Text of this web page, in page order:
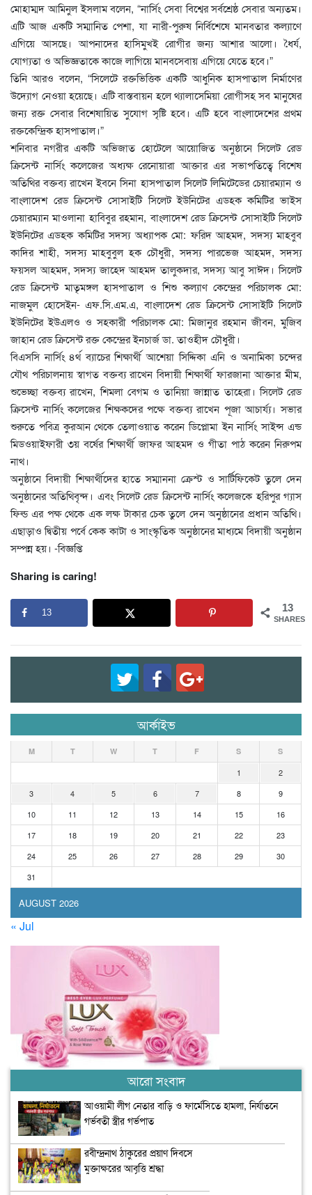
মোহাম্মদ আমিনুল ইসলাম বলেন, “নার্সিং সেবা বিশ্বের সর্বশ্রেষ্ঠ সেবার অন্যতম।
এটি আজ একটি সম্মানিত পেশা, যা নারী-পুরুষ নির্বিশেষে মানবতার কল্যাণে
এগিয়ে আসছে। আপনাদের হাসিমুখই রোগীর জন্য আশার আলো। ধৈর্য,
যোগ্যতা ও অভিজ্ঞতাকে কাজে লাগিয়ে মানবসেবায় এগিয়ে যেতে হবে।”
তিনি আরও বলেন, “সিলেটে রক্তভিত্তিক একটি আধুনিক হাসপাতাল নির্মাণের
উদ্যোগ নেওয়া হয়েছে। এটি বাস্তবায়ন হলে থ্যালাসেমিয়া রোগীসহ সব মানুষের
জন্য রক্ত সেবার বিশেষায়িত সুযোগ সৃষ্টি হবে। এটি হবে বাংলাদেশের প্রথম
রক্তকেন্দ্রিক হাসপাতাল।”
শনিবার নগরীর একটি অভিজাত হোটেলে আয়োজিত অনুষ্ঠানে সিলেট রেড
ক্রিসেন্ট নার্সিং কলেজের অধ্যক্ষ রেনোয়ারা আক্তার এর সভাপতিত্বে বিশেষ
অতিথির বক্তব্য রাখেন ইবনে সিনা হাসপাতাল সিলেট লিমিটেডের চেয়ারম্যান ও
বাংলাদেশ রেড ক্রিসেন্ট সোসাইটি সিলেট ইউনিটের এডহক কমিটির ভাইস
চেয়ারম্যান মাওলানা হাবিবুর রহমান, বাংলাদেশ রেড ক্রিসেন্ট সোসাইটি সিলেট
ইউনিটের এডহক কমিটির সদস্য অধ্যাপক মো: ফরিদ আহমদ, সদস্য মাহবুব
কাদির শাহী, সদস্য মাহবুবুল হক চৌধুরী, সদস্য পারভেজ আহমদ, সদস্য
ফয়সল আহমদ, সদস্য জাহেদ আহমদ তালুকদার, সদস্য আবু সাঈদ। সিলেট
রেড ক্রিসেন্ট মাতৃমঙ্গল হাসপাতাল ও শিশু কল্যাণ কেন্দ্রের পরিচালক মো:
নাজমুল হোসেইন- এফ.সি.এম.এ, বাংলাদেশ রেড ক্রিসেন্ট সোসাইটি সিলেট
ইউনিটের ইউএলও ও সহকারী পরিচালক মো: মিজানুর রহমান জীবন, মুজিব
জাহান রেড ক্রিসেন্ট রক্ত কেন্দ্রের ইনচার্জ ডা. তাওহীদ চৌধুরী।
বিএসসি নার্সিং ৪র্থ ব্যাচের শিক্ষার্থী আশেয়া সিদ্দিকা এনি ও অনামিকা চন্দের
যৌথ পরিচালনায় স্বাগত বক্তব্য রাখেন বিদায়ী শিক্ষার্থী ফারজানা আক্তার মীম,
শুভেচ্ছা বক্তব্য রাখেন, শিমলা বেগম ও তানিয়া জান্নাত তাহেরা। সিলেট রেড
ক্রিসেন্ট নার্সিং কলেজের শিক্ষকদের পক্ষে বক্তব্য রাখেন পূজা আচার্য্য। সভার
শুরুতে পবিত্র কুরআন থেকে তেলাওয়াত করেন ডিপ্লোমা ইন নার্সিং সাইন্স এন্ড
মিডওয়াইফারী ৩য় বর্ষের শিক্ষার্থী জাফর আহমদ ও গীতা পাঠ করেন নিরুপম
নাথ।
অনুষ্ঠানে বিদায়ী শিক্ষার্থীদের হাতে সম্মাননা ক্রেস্ট ও সার্টিফিকেট তুলে দেন
অনুষ্ঠানের অতিথিবৃন্দ। এবং সিলেট রেড ক্রিসেন্ট নার্সিং কলেজকে হরিপুর গ্যাস
ফিল্ড এর পক্ষ থেকে এক লক্ষ টাকার চেক তুলে দেন অনুষ্ঠানের প্রধান অতিথি।
এছাড়াও দ্বিতীয় পর্বে কেক কাটা ও সাংস্কৃতিক অনুষ্ঠানের মাধ্যমে বিদায়ী অনুষ্ঠান
সম্পন্ন হয়। -বিজ্ঞপ্তি
Sharing is caring!
13
SHARES
13
আর্কাইভ
AUGUST 2026
M T W T F S S
1
2
3
4 5 6 7 8
9
10
11 12 13 14 15
16
17
18 19 20 21 22
23
24
25 26 27 28 29
30
31
« Jul
আরো সংবাদ
আওয়ামী লীগ নেতার বাড়ি ও ফার্মেসিতে হামলা, নির্যাতনে
গর্ভবতী স্ত্রীর গর্ভপাত
রবীন্দ্রনাথ ঠাকুরের প্রয়াণ দিবসে
মুক্তাক্ষরের আবৃত্তি শ্রদ্ধা